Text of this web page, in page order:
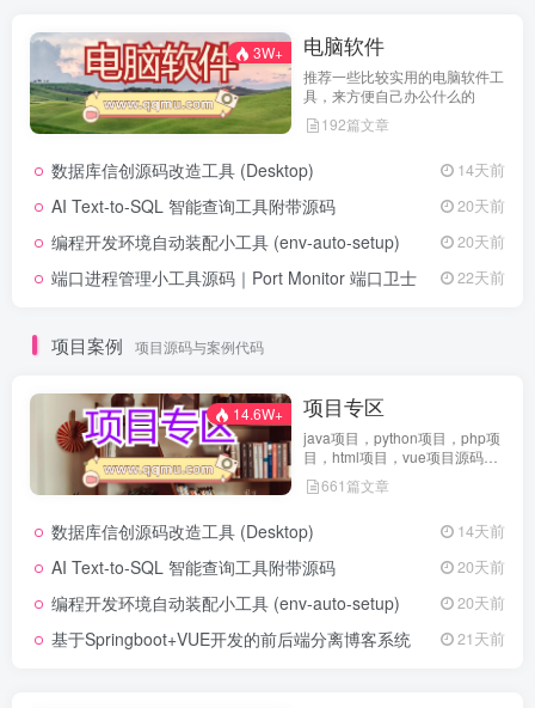
3W+ 电脑软件
推荐一些比较实用的电脑软件工
具，来方便自己办公什么的
192篇文章
数据库信创源码改造工具 (Desktop) 14天前
AI Text-to-SQL 智能查询工具附带源码 20天前
编程开发环境自动装配小工具 (env-auto-setup) 20天前
端口进程管理小工具源码｜Port Monitor 端口卫士 22天前
项目案例 项目源码与案例代码
14.6W+ 项目专区
java项目，python项目，php项
目，html项目，vue项目源码免
费查看661篇文章
数据库信创源码改造工具 (Desktop) 14天前
AI Text-to-SQL 智能查询工具附带源码 20天前
编程开发环境自动装配小工具 (env-auto-setup) 20天前
基于Springboot+VUE开发的前后端分离博客系统 21天前